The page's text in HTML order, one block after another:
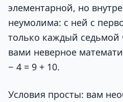
элементарной, но
неумолима: с ней с
только каждый седьмой
вами неверное
− 4 = 9 + 10.
Условия просты: вам